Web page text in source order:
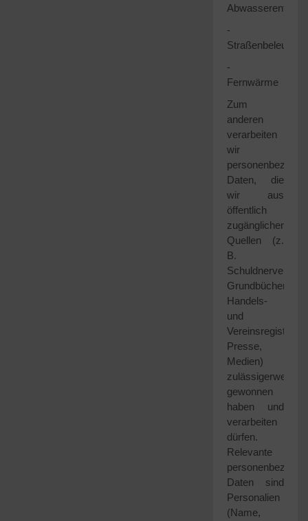
-
-
Fernwärme
Zum
anderen
verarbeiten
wir
Daten, die
wir aus
öffentlich
zugänglichen
Quellen (z.
B.
Grundbücher,
Handels-
und
Vereinsregister,
Presse,
Medien)
zulässigerweise
gewonnen
haben und
verarbeiten
dürfen.
Relevante
Daten sind
Personalien
(Name,